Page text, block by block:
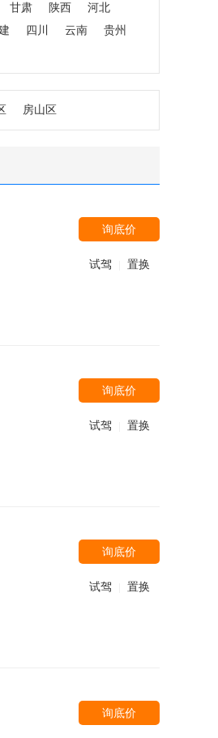
甘肃 陕西
河北
四川 云南
贵州
房山区
询底价
试驾 置换
询底价
试驾 置换
询底价
试驾 置换
询底价